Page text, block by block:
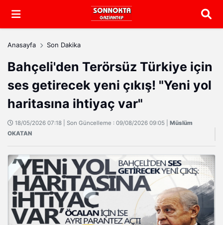
Arama
Anasayfa Son Dakika
Bahçeli'den Terörsüz Türkiye için
ses getirecek yeni çıkış! "Yeni yol
haritasına ihtiyaç var"
18/05/2026 07:18 | Son Güncelleme : 09/08/2026 09:05 | Müslüm
OKATAN